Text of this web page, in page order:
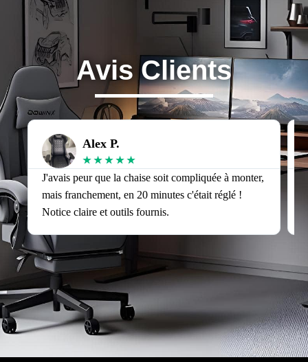
Avis Clients
Alex P.
★ ★ ★ ★ ★
J'avais peur que la chaise soit compliquée à monter,
mais franchement, en 20 minutes c'était réglé !
Notice claire et outils fournis.